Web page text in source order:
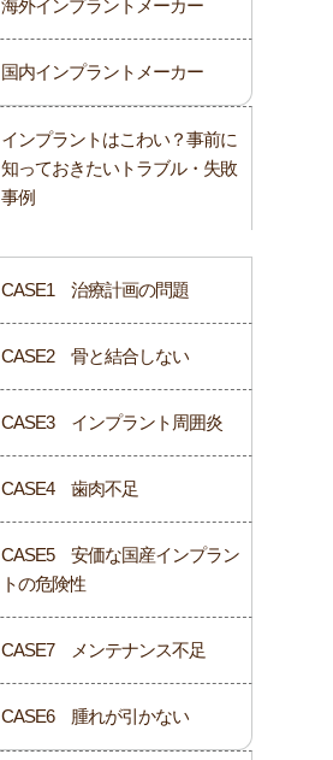
海外インプラントメーカー
国内インプラントメーカー
インプラントはこわい？事前に
知っておきたいトラブル・失敗
事例
CASE1 治療計画の問題
CASE2 骨と結合しない
CASE3 インプラント周囲炎
CASE4 歯肉不足
CASE5 安価な国産インプラン
トの危険性
CASE7 メンテナンス不足
CASE6 腫れが引かない